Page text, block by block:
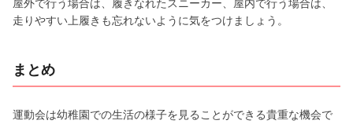
屋外で行う場合は、履きなれたスニーカー、屋内で行う場合は、
走りやすい上履きも忘れないように気をつけましょう。
まとめ
運動会は幼稚園での生活の様子を見ることができる貴重な機会で